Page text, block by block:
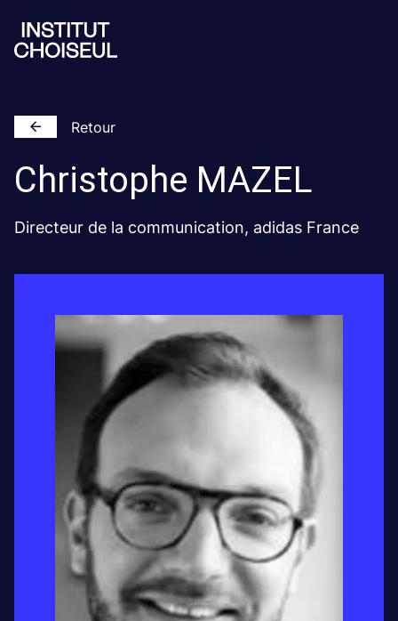
Retour
Christophe MAZEL
Directeur de la communication, adidas France